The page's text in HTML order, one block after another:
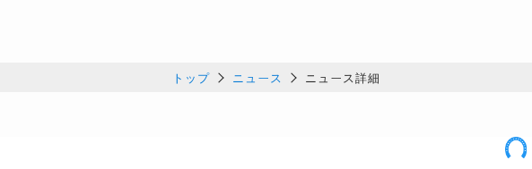
トップ ニュース ニュース詳細